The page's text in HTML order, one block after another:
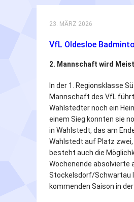
23. MÄRZ 2026
VfL Oldesloe
2. Mannschaft wird
In der 1. Regionsklasse
Mannschaft des VfL
Wahlstedter noch ein
einem Sieg konnten sie
in Wahlstedt, das am
Wahlstedt auf Platz
besteht auch die
Wochenende absolvierte
Stockelsdorf/Schwartau
kommenden Saison in